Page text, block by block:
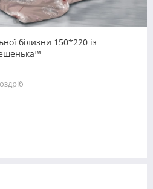
білизни 150*220 із